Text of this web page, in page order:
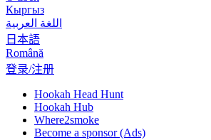
Кыргыз
اللغة العربية
日本語
Română
登录/注册
Hookah Head Hunt
Hookah Hub
Where2smoke
Become a sponsor (Ads)